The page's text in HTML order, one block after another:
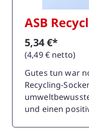
ASB
5,34 €*
(4,49 € netto)
Gutes tun war
Recycling-
und einen